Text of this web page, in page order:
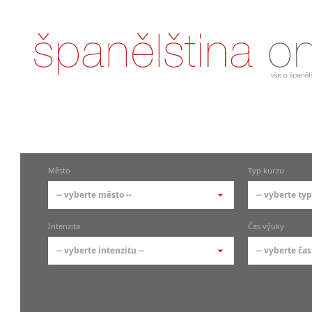
Město
-- vyberte město --
-- vyberte město --
pražské městské části
Typ kurzu
-- vyberte
-- vyberte
Intenzita
-- vyberte intenzitu --
Čas výuky
-- vyberte